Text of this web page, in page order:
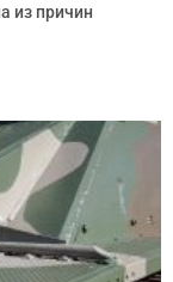
из причин